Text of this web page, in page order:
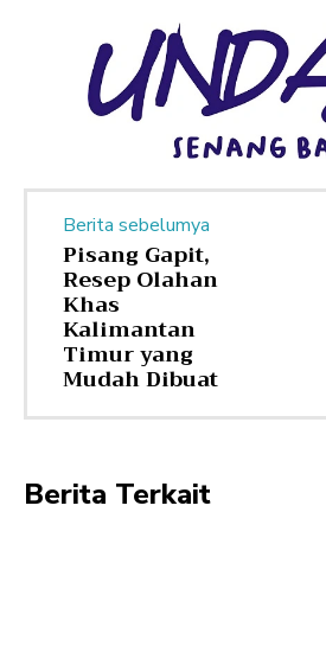
Berita sebelumya
Pisang Gapit,
Resep Olahan
Khas
Kalimantan
Timur yang
Mudah Dibuat
Berita Terkait